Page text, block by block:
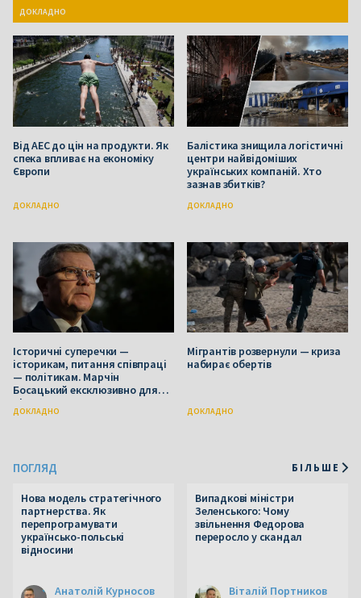
ДОКЛАДНО
Від АЕС до цін на продукти. Як
спека впливає на економіку
Європи
ДОКЛАДНО
Балістика знищила логістичні
центри найвідоміших
українських компаній. Хто
зазнав збитків?
ДОКЛАДНО
Історичні суперечки —
історикам, питання співпраці
— політикам. Марчін
Босацький ексклюзивно для
Slawa
ДОКЛАДНО
Мігрантів розвернули — криза
набирає обертів
ДОКЛАДНО
ПОГЛЯД БІЛЬШЕ
Нова модель стратегічного
партнерства. Як
перепрограмувати
українсько-польські
відносини
Анатолій Курносов
Випадкові міністри
Зеленського: Чому
звільнення Федорова
переросло у скандал
Віталій Портников